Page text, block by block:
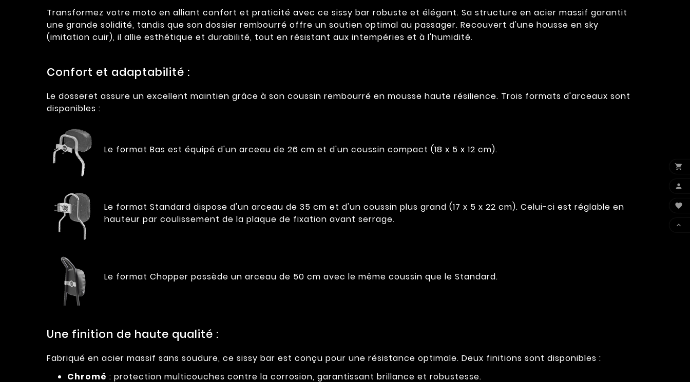
Transformez votre moto en alliant confort et praticité avec ce sissy bar robuste et élégant. Sa structure en acier massif garantit
une grande solidité, tandis que son dossier rembourré offre un soutien optimal au passager. Recouvert d'une housse en sky
(imitation cuir), il allie esthétique et durabilité, tout en résistant aux intempéries et à l'humidité.
Confort et adaptabilité :
Le dosseret assure un excellent maintien grâce à son coussin rembourré en mousse haute résilience. Trois formats d'arceaux sont
disponibles :
Le format Bas est équipé d'un arceau de 26 cm et d'un coussin compact (18 x 5 x 12 cm).
Le format Standard dispose d'un arceau de 35 cm et d'un coussin plus grand (17 x 5 x 22 cm). Celui-ci est réglable en
hauteur par coulissement de la plaque de fixation avant serrage.
Le format Chopper possède un arceau de 50 cm avec le même coussin que le Standard.
Une finition de haute qualité :
Fabriqué en acier massif sans soudure, ce sissy bar est conçu pour une résistance optimale. Deux finitions sont disponibles :
Chromé : protection multicouches contre la corrosion, garantissant brillance et robustesse.



